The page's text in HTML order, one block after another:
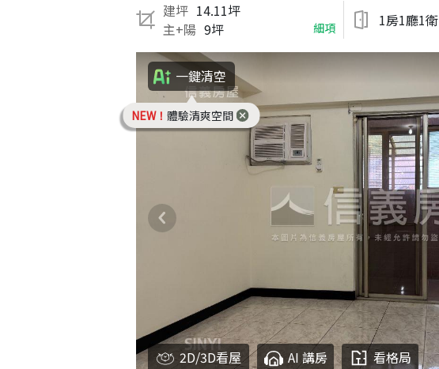
建坪 14.11坪
主+陽 9坪 細項 1房1廳1衛
一鍵清空
NEW！ 體驗清爽空間
2D/3D看屋 AI 講房 看格局